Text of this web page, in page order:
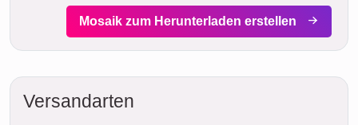
Mosaik zum Herunterladen erstellen
Versandarten